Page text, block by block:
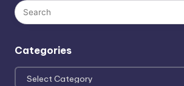
Categories
Categories